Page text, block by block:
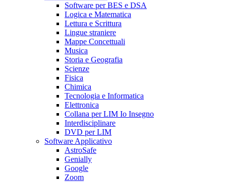
Software per BES e DSA
Logica e Matematica
Lettura e Scrittura
Lingue straniere
Mappe Concettuali
Musica
Storia e Geografia
Scienze
Fisica
Chimica
Tecnologia e Informatica
Elettronica
Collana per LIM Io Insegno
Interdisciplinare
DVD per LIM
Software Applicativo
AstroSafe
Genially
Google
Zoom